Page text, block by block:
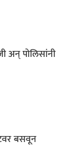
अन् पोलिसांनी
बसवून